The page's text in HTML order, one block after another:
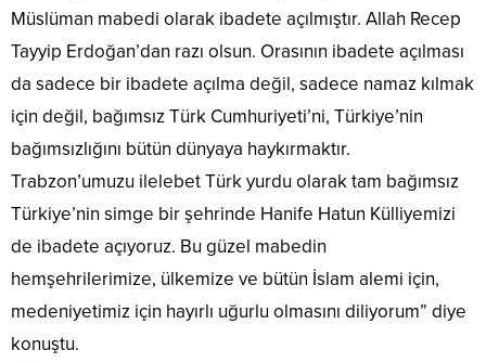
Müslüman mabedi olarak ibadete açılmıştır. Allah Recep
Tayyip Erdoğan’dan razı olsun. Orasının ibadete açılması
da sadece bir ibadete açılma değil, sadece namaz kılmak
için değil, bağımsız Türk Cumhuriyeti’ni, Türkiye’nin
bağımsızlığını bütün dünyaya haykırmaktır.
Trabzon’umuzu ilelebet Türk yurdu olarak tam bağımsız
Türkiye’nin simge bir şehrinde Hanife Hatun Külliyemizi
de ibadete açıyoruz. Bu güzel mabedin
hemşehrilerimize, ülkemize ve bütün İslam alemi için,
medeniyetimiz için hayırlı uğurlu olmasını diliyorum” diye
konuştu.